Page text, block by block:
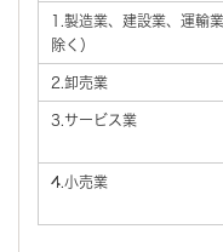
1.製造業、建設業、運輸
除く）
2.卸売業
3.サービス業
4.小売業